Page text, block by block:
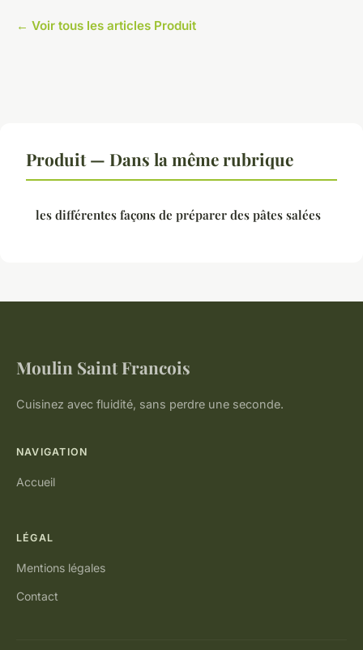
← Voir tous les articles Produit
Produit — Dans la même rubrique
les différentes façons de préparer des pâtes salées
Moulin Saint Francois
Cuisinez avec fluidité, sans perdre une seconde.
NAVIGATION
Accueil
LÉGAL
Mentions légales
Contact